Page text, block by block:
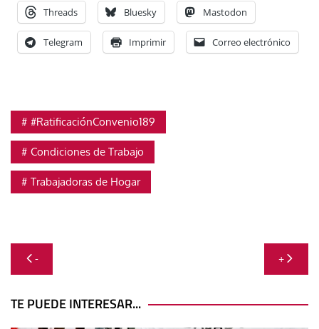
Threads Bluesky Mastodon
Telegram Imprimir Correo electrónico
#RatificaciónConvenio189
Condiciones de Trabajo
Trabajadoras de Hogar
Navegación
de
entradas
- +
TE PUEDE INTERESAR...